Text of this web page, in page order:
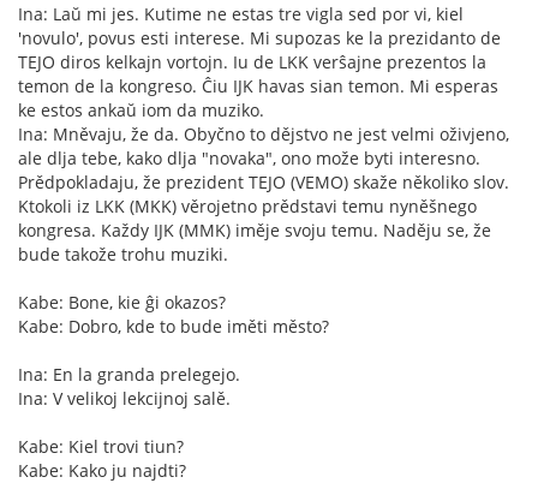
Ina: Laŭ mi jes. Kutime ne estas tre vigla sed por vi, kiel
'novulo', povus esti interese. Mi supozas ke la prezidanto de
TEJO diros kelkajn vortojn. Iu de LKK verŝajne prezentos la
temon de la kongreso. Ĉiu IJK havas sian temon. Mi esperas
ke estos ankaŭ iom da muziko.
Ina: Mněvaju, že da. Obyčno to dějstvo ne jest velmi oživjeno,
ale dlja tebe, kako dlja "novaka", ono može byti interesno.
Prědpokladaju, že prezident TEJO (VEMO) skaže několiko slov.
Ktokoli iz LKK (MKK) věrojetno prědstavi temu nyněšnego
kongresa. Každy IJK (MMK) iměje svoju temu. Naděju se, že
bude takože trohu muziki.
Kabe: Bone, kie ĝi okazos?
Kabe: Dobro, kde to bude iměti město?
Ina: En la granda prelegejo.
Ina: V velikoj lekcijnoj salě.
Kabe: Kiel trovi tiun?
Kabe: Kako ju najdti?